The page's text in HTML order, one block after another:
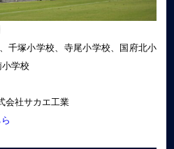
千塚小学校、寺尾小学校、国府北小
学校
会社サカエ工業